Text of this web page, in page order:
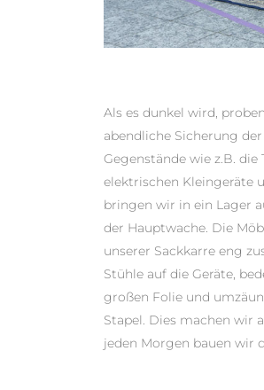
Als es dunkel wird,
abendliche Sicherung
Gegenstände wie z.B. die
elektrischen Kleingeräte
bringen wir in ein Lager
der Hauptwache. Die
unserer Sackkarre eng
Stühle auf die Geräte,
großen Folie und
Stapel. Dies machen wir
jeden Morgen bauen wir